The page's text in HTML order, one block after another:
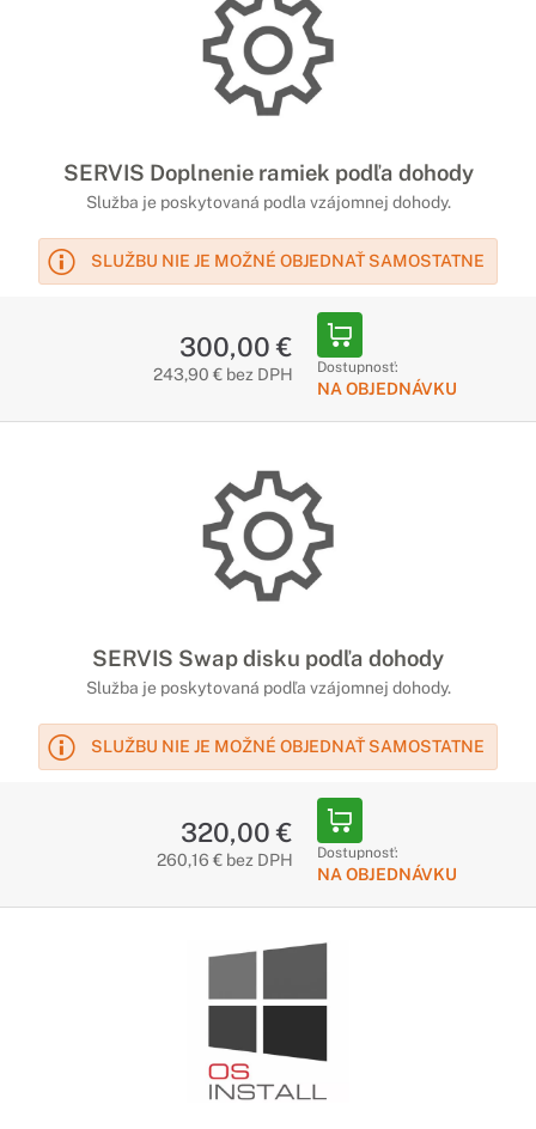
SERVIS Doplnenie ramiek podľa dohody
Služba je poskytovaná podla vzájomnej dohody.
SLUŽBU NIE JE MOŽNÉ OBJEDNAŤ SAMOSTATNE
300,00 €
243,90 € bez DPH Dostupnosť:
NA OBJEDNÁVKU
SERVIS Swap disku podľa dohody
Služba je poskytovaná podľa vzájomnej dohody.
SLUŽBU NIE JE MOŽNÉ OBJEDNAŤ SAMOSTATNE
320,00 €
260,16 € bez DPH Dostupnosť:
NA OBJEDNÁVKU